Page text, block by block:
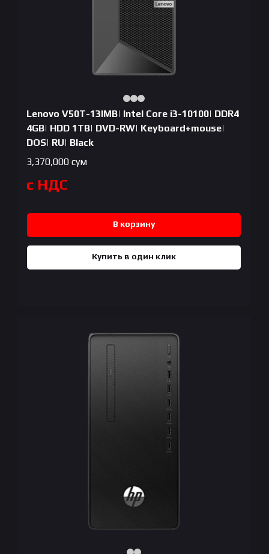
Lenovo V50T-13IMB| Intel Core i3-10100| DDR4
4GB| HDD 1TB| DVD-RW| Keyboard+mouse|
DOS| RU| Black
3,370,000 сум
с НДС
В корзину
Купить в один клик